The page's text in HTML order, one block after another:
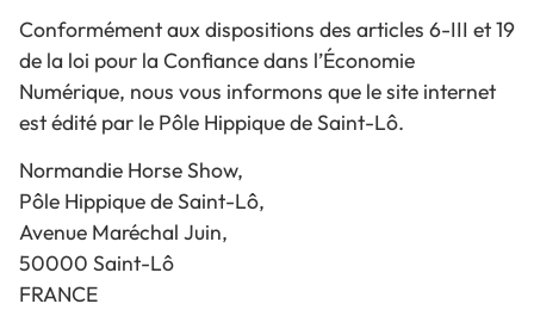
Conformément aux dispositions des articles 6-III et 19
de la loi pour la Confiance dans l’Économie
Numérique, nous vous informons que le site internet
est édité par le Pôle Hippique de Saint-Lô.
Normandie Horse Show,
Pôle Hippique de Saint-Lô,
Avenue Maréchal Juin,
50000 Saint-Lô
FRANCE